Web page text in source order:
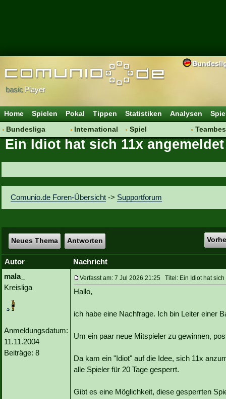
basicPlayer
Home Spielen Pokal Tippen Statistiken Analysen
Bundesliga
Hot News
Vereinsdiskussion
Vereinsfragen
International
Vereine
Spiel
Regeln & Tipps
Ein Idiot hat sich 11x
Comunio.de Foren-Übersicht -> Supportforum
Neues Thema Antworten
Autor
Nachricht
mala_
Kreisliga
Anmeldungsdatum:
11.11.2004
Beiträge: 8
Verfasst am: 7 Jul 2026 21:25 Titel: Ein Idiot hat
Hallo,
ich habe eine Nachfrage. Ich bin Leiter einer
Um ein paar neue Mitspieler zu gewinnen,
Da kam ein "Idiot" auf die Idee, sich 11x
alle Spieler für 20 Tage gesperrt.
Gibt es eine Möglichkeit, diese gesperrten